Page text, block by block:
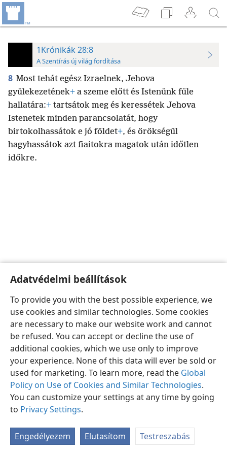
Adatvédelmi beállítások
To provide you with the best possible experience, we
use cookies and similar technologies. Some cookies
are necessary to make our website work and cannot
be refused. You can accept or decline the use of
additional cookies, which we use only to improve
your experience. None of this data will ever be sold or
used for marketing. To learn more, read the Global
Policy on Use of Cookies and Similar Technologies.
You can customize your settings at any time by going
to Privacy Settings.
Engedélyezem Elutasítom Testreszabás
1Krónikák 28:8
A Szentírás új világ fordítása
8 Most tehát egész Izraelnek, Jehova
gyülekezetének+ a szeme előtt és Istenünk füle
hallatára:+ tartsátok meg és keressétek Jehova
Istenetek minden parancsolatát, hogy
birtokolhassátok e jó földet+, és örökségül
hagyhassátok azt fiaitokra magatok után időtlen
időkre.
Magyar Beállítások
Copyright© 2026 Watch Tower Bible and Tract Society of Pennsylvania
Bizalmas információra vonatkozó szabályok
Adatvédelmi beállítások
JW.ORG Bejelentkezés